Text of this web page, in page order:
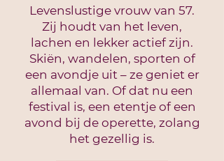
Levenslustige vrouw van 57.
Zij houdt van het leven,
lachen en lekker actief zijn.
Skiën, wandelen, sporten of
een avondje uit – ze geniet er
allemaal van. Of dat nu een
festival is, een etentje of een
avond bij de operette, zolang
het gezellig is.